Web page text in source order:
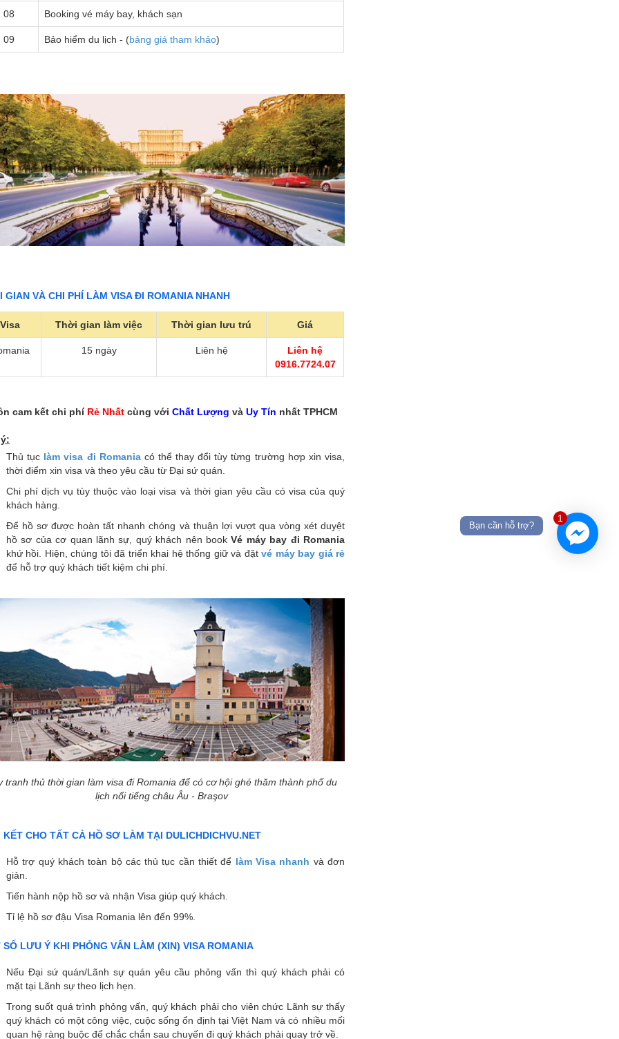
1
Bạn cần hỗ trợ?
08 Booking vé máy bay, khách sạn
09 Bảo hiểm du lịch - (bảng giá tham khảo)
GIAN VÀ CHI PHÍ LÀM VISA ĐI ROMANIA NHANH
Visa Thời gian làm việc Thời gian lưu trú Giá
15 ngày Liên hệ
Liên hệ
0916.7724.07
cam kết chi phí Rẻ Nhất cùng vớiChất Lượng vàUy Tín nhất TPHCM
Thủ tục làm visa đi Romaniacó thể thay đổi tùy từng trường hợp xin visa,
thời điểm xin visa và theo yêu cầu từ Đại sứ quán.
Chi phí dịch vụ tùy thuộc vào loại visa và thời gian yêu cầu có visa của quý
khách hàng.
Để hồ sơ được hoàn tất nhanh chóng và thuận lợi vượt qua vòng xét duyệt
hồ sơ của cơ quan lãnh sự, quý khách nên bookVé máy bay đi Romania
khứ hồi. Hiện, chúng tôi đã triển khai hệ thống giữ và đặtvé máy bay giá rẻ
để hỗ trợ quý khách tiết kiệm chi phí.
tranh thủ thời gian làm visa đi Romania để có cơ hội ghé thăm thành phố du
lịch nổi tiếng châu Âu - Braşov
KẾT CHO TẤT CẢ HỒ SƠ LÀM TẠI DULICHDICHVU.NET
Hỗ trợ quý khách toàn bộ các thủ tục cần thiết để làm Visa nhanh và đơn
giản.
Tiến hành nộp hồ sơ và nhận Visa giúp quý khách.
Tỉ lệ hồ sơ đậu Visa Romania lên đến 99%.
SỐ LƯU Ý KHI PHỎNG VẤN LÀM (XIN) VISA ROMANIA
Nếu Đại sứ quán/Lãnh sự quán yêu cầu phỏng vấn thì quý khách phải có
mặt tại Lãnh sự theo lịch hẹn.
Trong suốt quá trình phỏng vấn, quý khách phải cho viên chức Lãnh sự thấy
quý khách có một công việc, cuộc sống ổn định tại Việt Nam và có nhiều mối
quan hệ ràng buộc để chắc chắn sau chuyến đi quý khách phải quay trở về.